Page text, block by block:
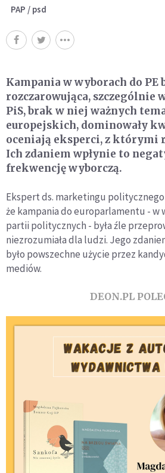
PAP / psd
Kampania w wyborach do PE
rozczarowująca, szczególnie
PiS, brak w niej ważnych
europejskich, dominowały
oceniają eksperci, z którymi
Ich zdaniem wpłynie to
frekwencję wyborczą.
Ekspert ds. marketingu
że kampania do europarlamentu - w
partii politycznych - była źle
niezrozumiała dla ludzi. Jego
było powszechne użycie przez
mediów.
DEON.PL